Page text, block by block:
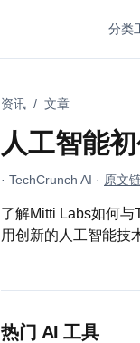
分类
资讯 / 文章
人工智能
· TechCrunch AI · 原文
了解Mitti Labs如何
用创新的人工智能技
热门 AI 工具